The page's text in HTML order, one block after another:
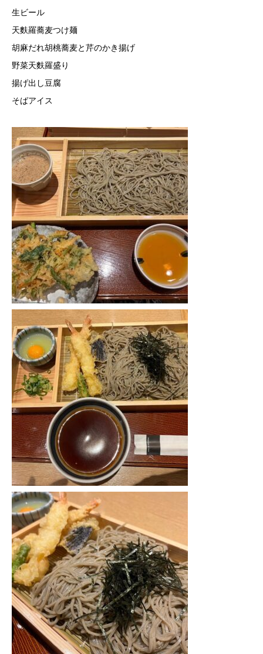
生ビール
天麩羅蕎麦つけ麺
胡麻だれ胡桃蕎麦と芹のかき揚げ
野菜天麩羅盛り
揚げ出し豆腐
そばアイス